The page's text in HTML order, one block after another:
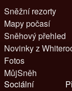
Sněžní rezorty
Mapy počasí
Sněhový přehled
Novinky z
Fotos
MůjSněh
Sociální